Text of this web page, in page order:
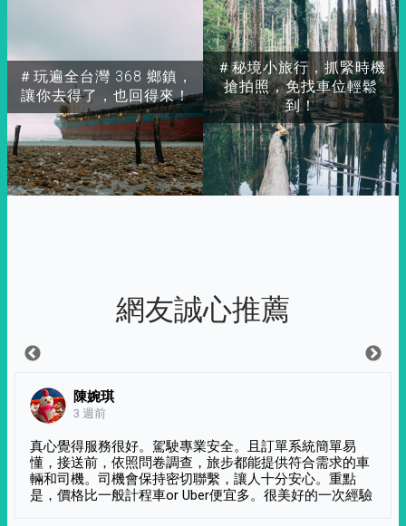
＃玩遍全台灣 368 鄉鎮，
讓你去得了，也回得來！
＃秘境小旅行，抓緊時機
搶拍照，免找車位輕鬆
到！
網友誠心推薦
陳婉琪
3 週前
真心覺得服務很好。駕駛專業安全。且訂單系統簡單易
懂，接送前，依照問卷調查，旅步都能提供符合需求的車
輛和司機。司機會保持密切聯繫，讓人十分安心。重點
是，價格比一般計程車or Uber便宜多。很美好的一次經驗